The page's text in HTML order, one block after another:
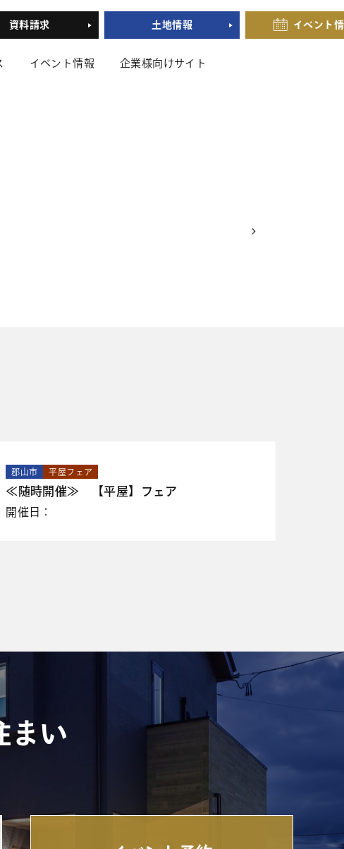
資料請求 土地情報 イベント
イベント情報 企業様向けサイト
郡山市 平屋フェア
≪随時開催≫ 【平屋】フェア
開催日：
まい